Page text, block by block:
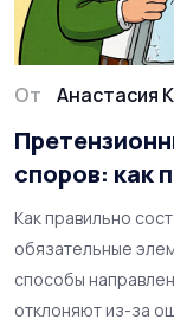
От Анастасия
споров: как
претензию в
Как правильно
обязательные
способы
отклоняют из-за